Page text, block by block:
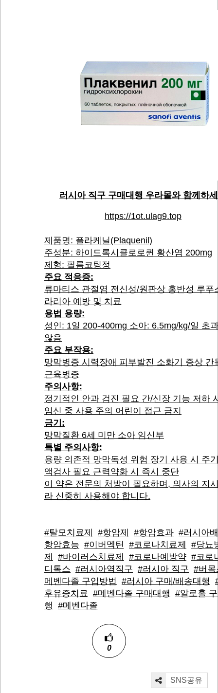
러시아 직구 구매대행 우라몰와 함께하
https://1ot.ulag9.top
제품명: 플라케닐(Plaquenil)
주성분: 하이드록시클로로퀸 황산염 200mg
제형: 필름코팅정
주요 적응증:
류마티스 관절염 전신성/원판상 홍반성 루푸
라리아 예방 및 치료
용법 용량:
성인: 1일 200-400mg 소아: 6.5mg/kg/일 초
않음
주요 부작용:
망막병증 시력장애 피부발진 소화기 증상 간
근육병증
주의사항:
정기적인 안과 검진 필요 간/신장 기능 저하
임신 중 사용 주의 어린이 접근 금지
금기:
망막질환 6세 미만 소아 임신부
특별 주의사항:
용량 의존적 망막독성 위험 장기 사용 시 주
액검사 필요 근력약화 시 즉시 중단
이 약은 전문의 처방이 필요하며, 의사의 지
라 신중히 사용해야 합니다.
#탈모치료제 #항암제 #항암효과 #러시아
항암효능 #이버멕틴 #코로나치료제
#당뇨
제
#바이러스치료제 #코로나예방약 #코로
디톡스 #러시아역직구 #러시아 직구 #버목
메벤다졸 구입방법
#러시아 구매/배송대행
후유증치료 #메벤다졸 구매대행 #알로홀
행 #메벤다졸
0
SNS공유